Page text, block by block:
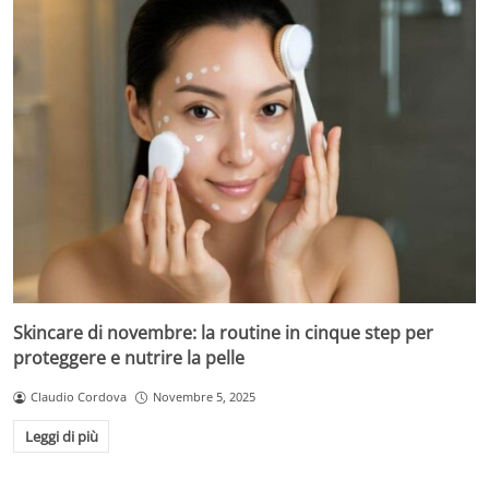
Skincare di novembre: la routine in cinque step per
proteggere e nutrire la pelle
Claudio Cordova Novembre 5, 2025
Leggi di più